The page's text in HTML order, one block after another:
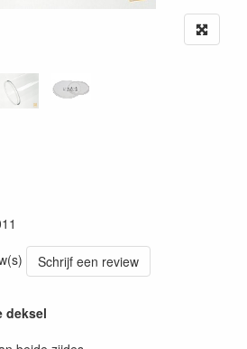
Schrijf een review
deksel